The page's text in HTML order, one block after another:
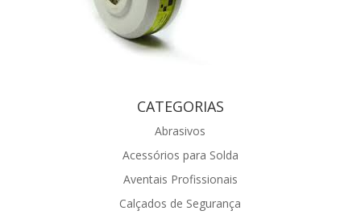
CATEGORIAS
Abrasivos
Acessórios para Solda
Aventais Profissionais
Calçados de Segurança